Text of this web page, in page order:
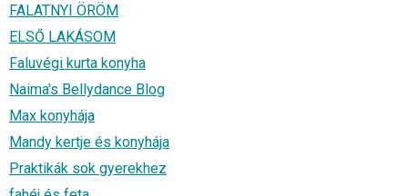
FALATNYI ÖRÖM
ELSŐ LAKÁSOM
Faluvégi kurta konyha
Naima's Bellydance Blog
Max konyhája
Mandy kertje és konyhája
Praktikák sok gyerekhez